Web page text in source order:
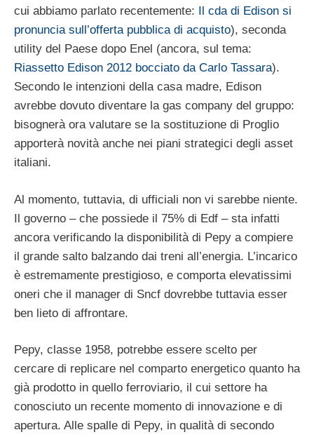
cui abbiamo parlato recentemente:
Il cda di Edison si
pronuncia sull’offerta pubblica di acquisto), seconda
utility del Paese dopo Enel (ancora, sul tema:
Riassetto Edison 2012 bocciato da Carlo Tassara).
Secondo le intenzioni della casa madre, Edison
avrebbe dovuto diventare la gas company del gruppo:
bisognerà ora valutare se la sostituzione di Proglio
apporterà novità anche nei piani strategici degli asset
italiani.
Al momento, tuttavia, di ufficiali non vi sarebbe niente.
Il governo – che possiede il 75% di Edf – sta infatti
ancora verificando la disponibilità di Pepy a compiere
il grande salto balzando dai treni all’energia. L’incarico
è estremamente prestigioso, e comporta elevatissimi
oneri che il manager di Sncf dovrebbe tuttavia esser
ben lieto di affrontare.
Pepy, classe 1958, potrebbe essere scelto per
cercare di replicare nel comparto energetico quanto ha
già prodotto in quello ferroviario, il cui settore ha
conosciuto un recente momento di innovazione e di
apertura. Alle spalle di Pepy, in qualità di secondo